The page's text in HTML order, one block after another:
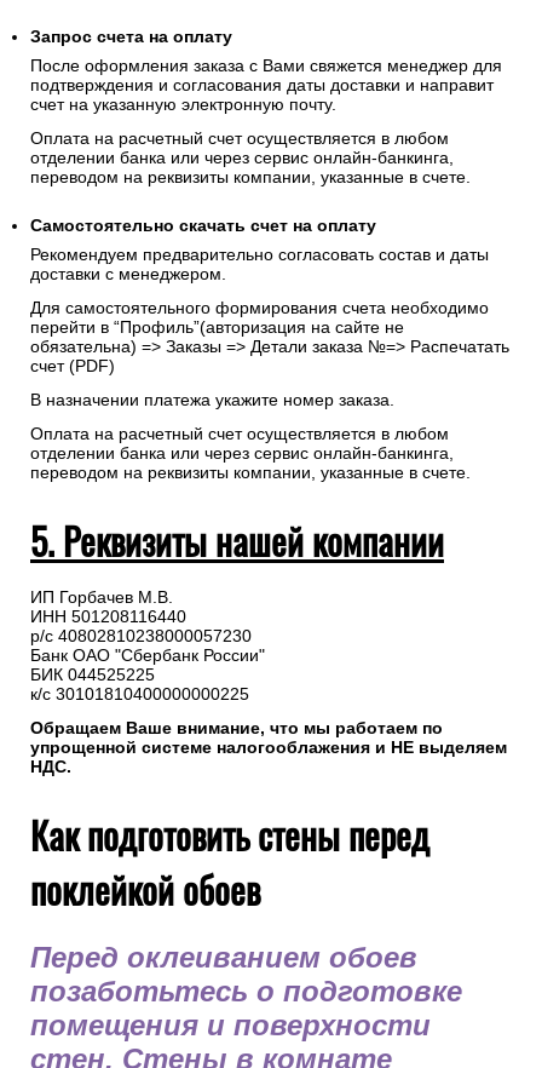
Запрос счета на оплату
После оформления заказа с Вами свяжется менеджер для
подтверждения и согласования даты доставки и направит
счет на указанную электронную почту.
Оплата на расчетный счет осуществляется в любом
отделении банка или через сервис онлайн-банкинга,
переводом на реквизиты компании, указанные в счете.
Самостоятельно скачать счет на оплату
Рекомендуем предварительно согласовать состав и даты
доставки с менеджером.
Для самостоятельного формирования счета необходимо
перейти в “Профиль”(авторизация на сайте не
обязательна) => Заказы => Детали заказа №=> Распечатать
счет (PDF)
В назначении платежа укажите номер заказа.
Оплата на расчетный счет осуществляется в любом
отделении банка или через сервис онлайн-банкинга,
переводом на реквизиты компании, указанные в счете.
5. Реквизиты нашей компании
ИП Горбачев М.В.
ИНН 501208116440
р/с 40802810238000057230
Банк ОАО "Сбербанк России"
БИК 044525225
к/с 30101810400000000225
Обращаем Ваше внимание, что мы работаем по
упрощенной системе налогооблажения и НЕ выделяем
НДС.
Как подготовить стены перед
поклейкой обоев
Перед оклеиванием обоев
позаботьтесь о подготовке
помещения и поверхности
стен. Стены в комнате